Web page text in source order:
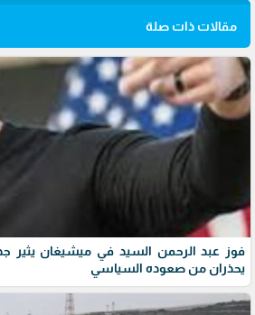
مقالات ذات صلة
فوز عبد الرحمن السيد في ميشيغان يثير
يحذران من صعوده السياسي